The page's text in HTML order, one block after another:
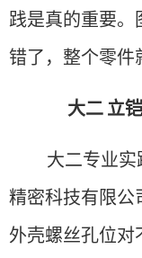
践是真的重要。
错了，整个零件
大二 立
大二专业
精密科技有限公
外壳螺丝孔位对